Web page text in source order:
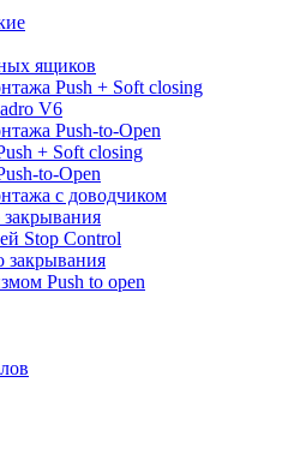
ящиков
Push + Soft closing
V6
Push-to-Open
+ Soft closing
to-Open
с доводчиком
Stop Control
закрывания
Push to open